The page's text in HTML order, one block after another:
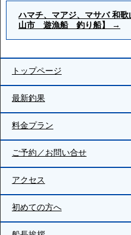
ハマチ、マアジ、マサバ 和
山市 遊漁船 釣り船】
→
トップページ
最新釣果
料金プラン
ご予約／お問い合せ
アクセス
初めての方へ